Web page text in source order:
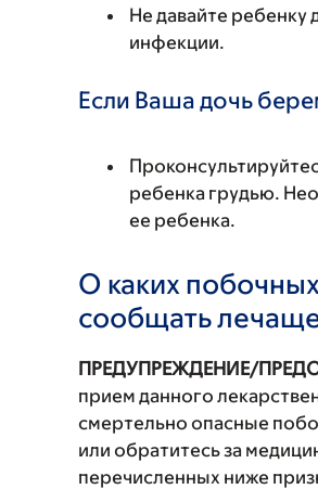
Не давайте
инфекции.
Если Ваша дочь
ребенка грудью.
ее ребенка.
О каких
сообщать
ПРЕДУПРЕЖДЕНИЕ/
прием данного
смертельно опасные
или обратитесь за
перечисленных ниже